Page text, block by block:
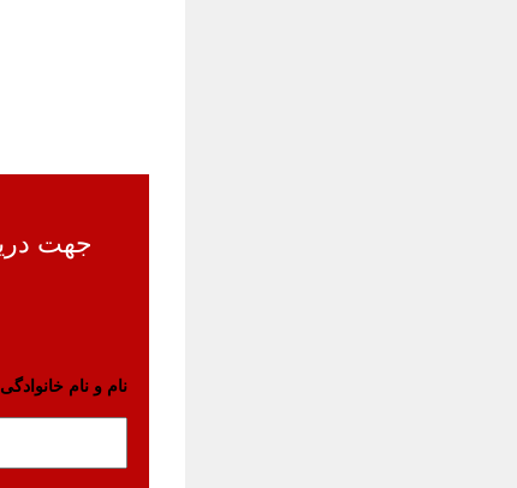
نام و نام خانوادگی